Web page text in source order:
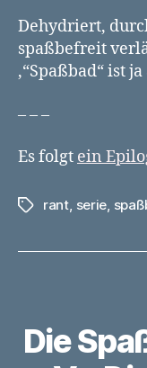
Dehydriert,
spaßbefreit
‚“Spaßbad“ ist
– – –
Es folgt ein
Schlagwörter
rant, serie,
Die